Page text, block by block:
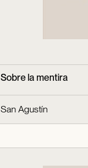
Sobre la mentira
San Agustín